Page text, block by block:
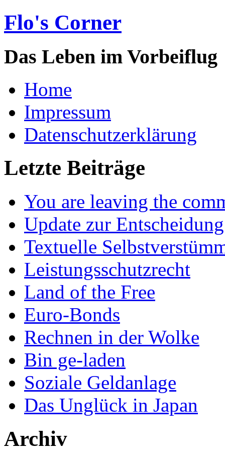
Flo's Corner
Das Leben im Vorbeiflug
Home
Impressum
Datenschutzerklärung
Letzte Beiträge
You are leaving the
Update zur
Textuelle
Leistungsschutzrecht
Land of the Free
Euro-Bonds
Rechnen in der Wolke
Bin ge-laden
Soziale Geldanlage
Das Unglück in Japan
Archiv